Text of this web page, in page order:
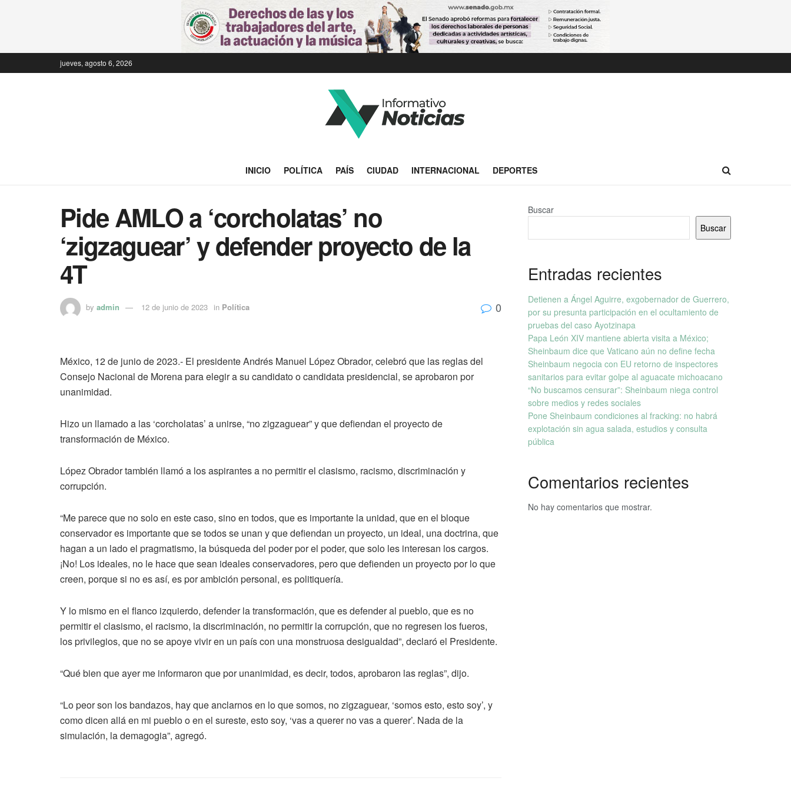
jueves, agosto 6, 2026
INICIO POLÍTICA PAÍS CIUDAD INTERNACIONAL DEPORTES
Pide AMLO a ‘corcholatas’ no
‘zigzaguear’ y defender proyecto de la
4T
by admin 12 de junio de 2023 in Política 0
México, 12 de junio de 2023.- El presidente Andrés Manuel López Obrador, celebró que las reglas del
Consejo Nacional de Morena para elegir a su candidato o candidata presidencial, se aprobaron por
unanimidad.
Hizo un llamado a las ‘corcholatas’ a unirse, “no zigzaguear” y que defiendan el proyecto de
transformación de México.
López Obrador también llamó a los aspirantes a no permitir el clasismo, racismo, discriminación y
corrupción.
“Me parece que no solo en este caso, sino en todos, que es importante la unidad, que en el bloque
conservador es importante que se todos se unan y que defiendan un proyecto, un ideal, una doctrina, que
hagan a un lado el pragmatismo, la búsqueda del poder por el poder, que solo les interesan los cargos.
¡No! Los ideales, no le hace que sean ideales conservadores, pero que defienden un proyecto por lo que
creen, porque si no es así, es por ambición personal, es politiquería.
Y lo mismo en el flanco izquierdo, defender la transformación, que es defender al pueblo, que es no
permitir el clasismo, el racismo, la discriminación, no permitir la corrupción, que no regresen los fueros,
los privilegios, que no se apoye vivir en un país con una monstruosa desigualdad”, declaró el Presidente.
“Qué bien que ayer me informaron que por unanimidad, es decir, todos, aprobaron las reglas”, dijo.
“Lo peor son los bandazos, hay que anclarnos en lo que somos, no zigzaguear, ‘somos esto, esto soy’, y
como dicen allá en mi pueblo o en el sureste, esto soy, ‘vas a querer no vas a querer’. Nada de la
simulación, la demagogia”, agregó.
Buscar
Buscar
Entradas recientes
Detienen a Ángel Aguirre, exgobernador de Guerrero,
por su presunta participación en el ocultamiento de
pruebas del caso Ayotzinapa
Papa León XIV mantiene abierta visita a México;
Sheinbaum dice que Vaticano aún no define fecha
Sheinbaum negocia con EU retorno de inspectores
sanitarios para evitar golpe al aguacate michoacano
“No buscamos censurar”: Sheinbaum niega control
sobre medios y redes sociales
Pone Sheinbaum condiciones al fracking: no habrá
explotación sin agua salada, estudios y consulta
pública
Comentarios recientes
No hay comentarios que mostrar.